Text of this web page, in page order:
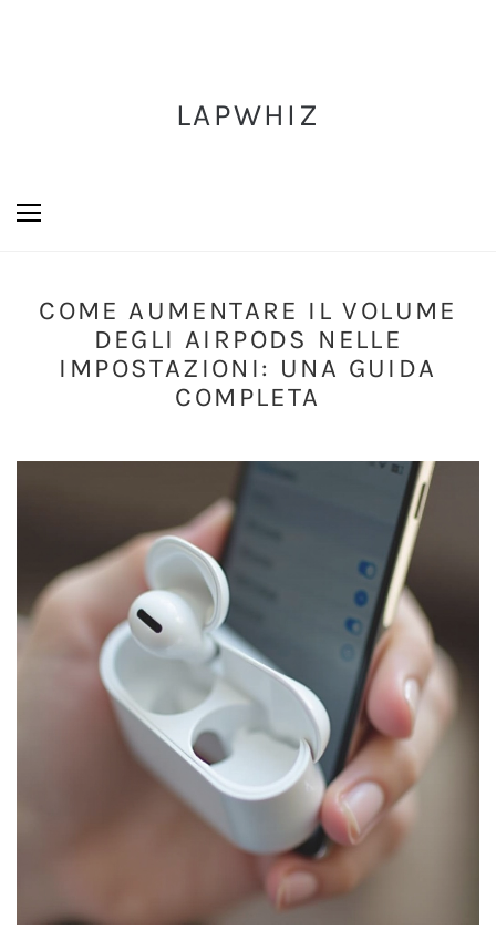
LAPWHIZ
COME AUMENTARE IL VOLUME
DEGLI AIRPODS NELLE
IMPOSTAZIONI: UNA GUIDA
COMPLETA